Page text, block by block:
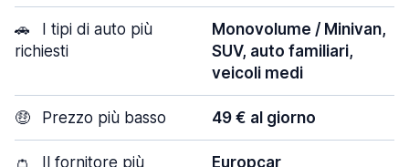
🚗
I tipi di auto più
richiesti
Monovolume / Minivan,
SUV, auto familiari,
veicoli medi
🤑 Prezzo più basso 49 € al giorno
👛
Il fornitore più
Europcar